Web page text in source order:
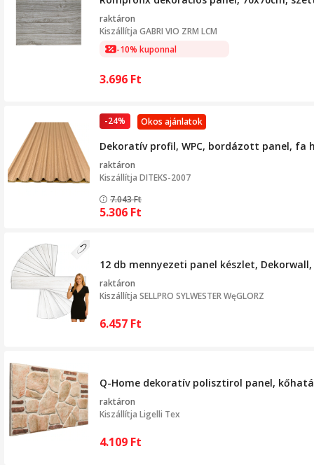
raktáron
Kiszállítja GABRI VIO ZRM LCM
-10% kuponnal
3.696 Ft
Okos ajánlatok
-24%
Dekoratív profil, WPC, bordázott panel, fa
raktáron
Kiszállítja DITEKS-2007
7.043Ft
5.306 Ft
12 db mennyezeti panel készlet,
raktáron
Kiszállítja SELLPRO SYLWESTER WęGLORZ
6.457 Ft
Q-Home dekoratív polisztirol panel,
raktáron
Kiszállítja Ligelli Tex
4.109 Ft